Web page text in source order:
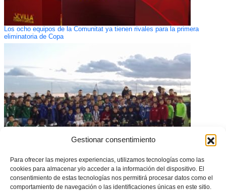
Gestionar consentimiento
Para ofrecer las mejores experiencias, utilizamos tecnologías como las
cookies para almacenar y/o acceder a la información del dispositivo. El
consentimiento de estas tecnologías nos permitirá procesar datos como el
comportamiento de navegación o las identificaciones únicas en este sitio.
Los ocho equipos de la Comunitat ya tienen rivales para la primera
eliminatoria de Copa
Seis nuevos clasificados en la Copa Federación para Alevines